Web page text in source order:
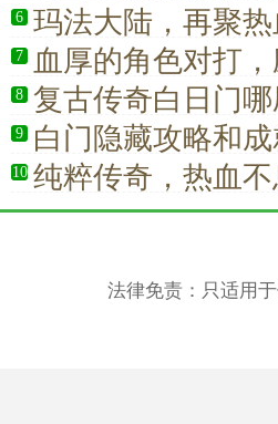
6 玛法大陆，再聚
的兄弟
7 血厚的角色对打
8 复古传奇白日门
9 白门隐藏攻略和
10 纯粹传奇，热血
法律免责：只适用